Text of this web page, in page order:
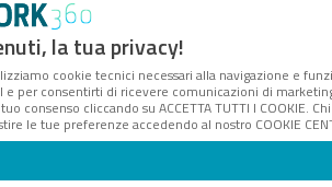
la tua privacy!
cookie tecnici necessari alla navigazione e
e per consentirti di ricevere comunicazioni di
consenso cliccando su ACCETTA TUTTI I COOKIE.
le tue preferenze accedendo al nostro COOKIE